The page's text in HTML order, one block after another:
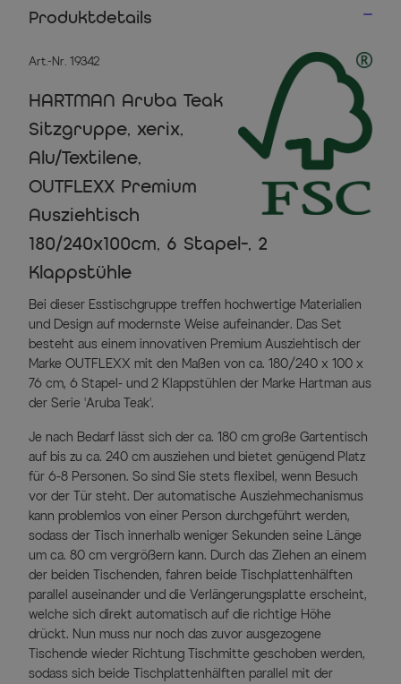
Produktdetails
Art.-Nr. 19342
HARTMAN Aruba Teak
Sitzgruppe, xerix,
Alu/Textilene,
OUTFLEXX Premium
Ausziehtisch
180/240x100cm, 6 Stapel-, 2
Klappstühle
Bei dieser Esstischgruppe treffen hochwertige Materialien
und Design auf modernste Weise aufeinander. Das Set
besteht aus einem innovativen Premium Ausziehtisch der
Marke OUTFLEXX mit den Maßen von ca. 180/240 x 100 x
76 cm, 6 Stapel- und 2 Klappstühlen der Marke Hartman aus
der Serie 'Aruba Teak'.
Je nach Bedarf lässt sich der ca. 180 cm große Gartentisch
auf bis zu ca. 240 cm ausziehen und bietet genügend Platz
für 6-8 Personen. So sind Sie stets flexibel, wenn Besuch
vor der Tür steht. Der automatische Ausziehmechanismus
kann problemlos von einer Person durchgeführt werden,
sodass der Tisch innerhalb weniger Sekunden seine Länge
um ca. 80 cm vergrößern kann. Durch das Ziehen an einem
der beiden Tischenden, fahren beide Tischplattenhälften
parallel auseinander und die Verlängerungsplatte erscheint,
welche sich direkt automatisch auf die richtige Höhe
drückt. Nun muss nur noch das zuvor ausgezogene
Tischende wieder Richtung Tischmitte geschoben werden,
sodass sich beide Tischplattenhälften parallel mit der